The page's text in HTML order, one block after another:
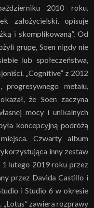
2010 roku.
założycielski, opisuje
i skomplikowaną”. Od
grupę, Soen nigdy nie
lub społeczeństwa,
„Cognitive” z 2012
progresywnego metalu,
że Soen zaczyna
mocy i unikalnych
koncepcyjną podróżą
Czwarty album
inny zestaw
1 lutego 2019 roku przez
przez Davida Castillo i
i Studio 6 w okresie
zawiera rozprawy